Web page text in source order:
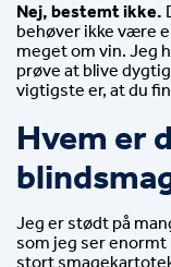
Nej, bestemt ikke.
behøver ikke være
meget om vin. Jeg
prøve at blive
vigtigste er, at du
Hvem er
Jeg er stødt på
som jeg ser enormt
stort